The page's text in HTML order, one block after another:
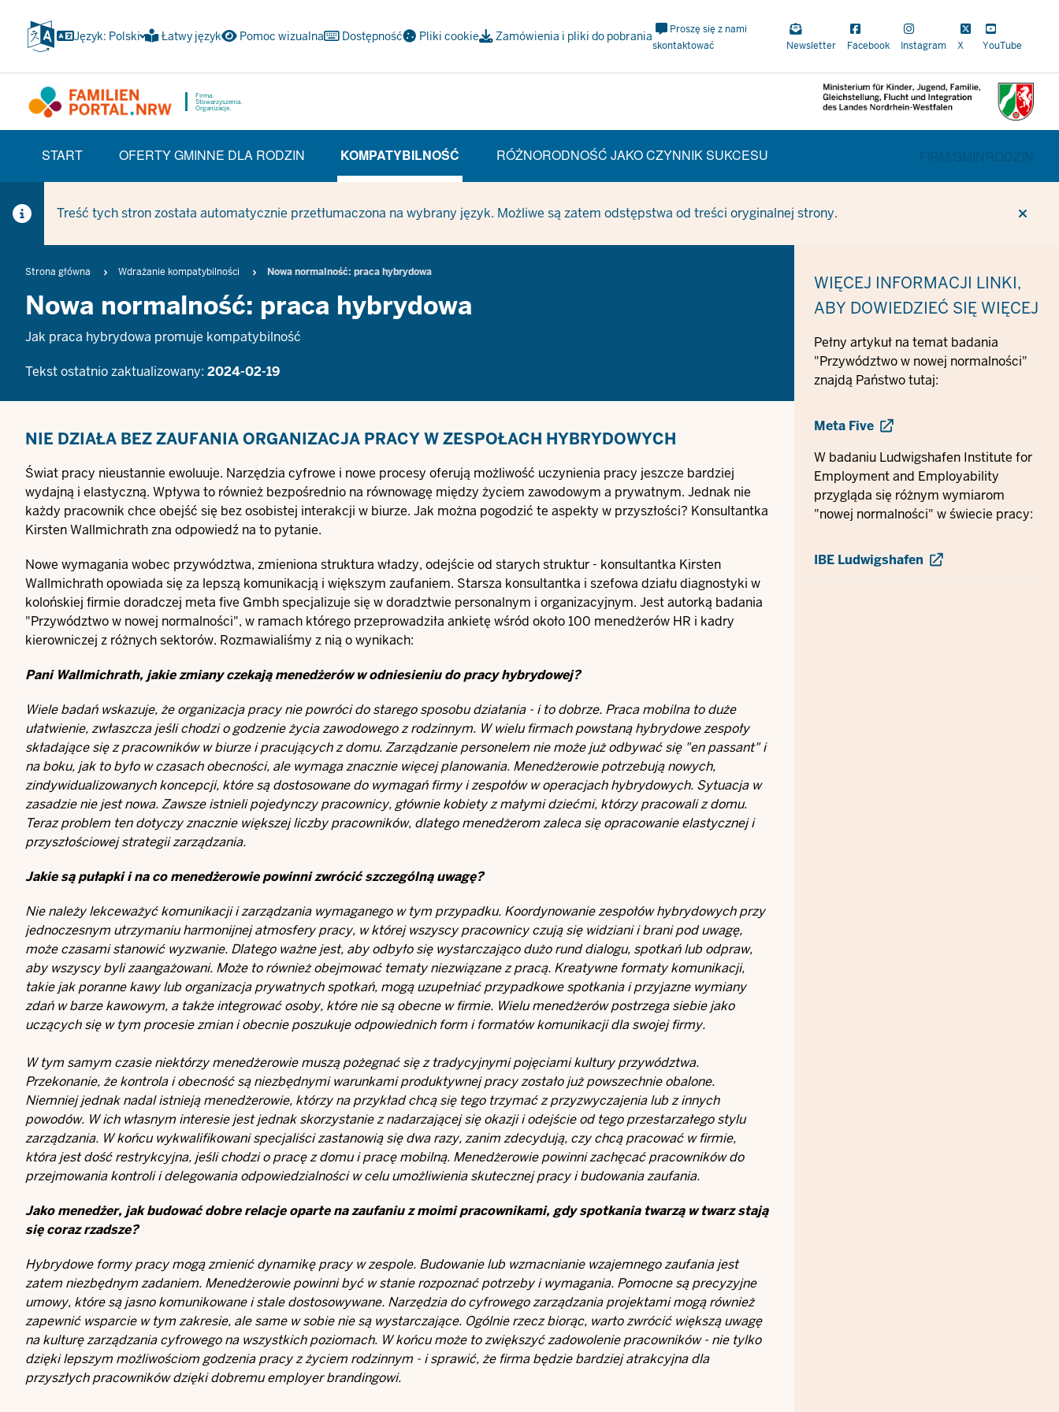
głównej
Język: Polski Łatwy język Pomoc wizualna Dostępność Pliki cookie Zamówienia i pliki do pobrania Meta
Navi
Proszę się z nami
skontaktować
Newsletter Facebook Instagram X YouTube
Firma.
Stowarzyszenia.
Organizacje.
(TRÄGERBEREICH)
START OFERTY GMINNE DLA RODZIN
KOMPATYBILNOŚĆ
(CURRENT SECTION)
RÓŻNORODNOŚĆ JAKO CZYNNIK SUKCESU BEREICHSWECHSEL
FIRM/ GMINRODZIN
Treść tych stron została automatycznie przetłumaczona na wybrany język. Możliwe są zatem odstępstwa od treści oryginalnej strony.
Breadcrumb
Strona główna Wdrażanie kompatybilności Nowa normalność: praca hybrydowa
Nowa normalność: praca hybrydowa
Jak praca hybrydowa promuje kompatybilność
Tekst ostatnio zaktualizowany: 2024-02-19
NIE DZIAŁA BEZ ZAUFANIAORGANIZACJA PRACY W ZESPOŁACH HYBRYDOWYCH
Świat pracy nieustannie ewoluuje. Narzędzia cyfrowe i nowe procesy oferują możliwość uczynienia pracy jeszcze bardziej
wydajną i elastyczną. Wpływa to również bezpośrednio na równowagę między życiem zawodowym a prywatnym. Jednak nie
każdy pracownik chce obejść się bez osobistej interakcji w biurze. Jak można pogodzić te aspekty w przyszłości? Konsultantka
Kirsten Wallmichrath zna odpowiedź na to pytanie.
Nowe wymagania wobec przywództwa, zmieniona struktura władzy, odejście od starych struktur - konsultantka Kirsten
Wallmichrath opowiada się za lepszą komunikacją i większym zaufaniem. Starsza konsultantka i szefowa działu diagnostyki w
kolońskiej firmie doradczej meta five Gmbh specjalizuje się w doradztwie personalnym i organizacyjnym. Jest autorką badania
"Przywództwo w nowej normalności", w ramach którego przeprowadziła ankietę wśród około 100 menedżerów HR i kadry
kierowniczej z różnych sektorów. Rozmawialiśmy z nią o wynikach:
Pani Wallmichrath, jakie zmiany czekają menedżerów w odniesieniu do pracy hybrydowej?
Wiele badań wskazuje, że organizacja pracy nie powróci do starego sposobu działania - i to dobrze. Praca mobilna to duże
ułatwienie, zwłaszcza jeśli chodzi o godzenie życia zawodowego z rodzinnym. W wielu firmach powstaną hybrydowe zespoły
składające się z pracowników w biurze i pracujących z domu. Zarządzanie personelem nie może już odbywać się "en passant" i
na boku, jak to było w czasach obecności, ale wymaga znacznie więcej planowania. Menedżerowie potrzebują nowych,
zindywidualizowanych koncepcji, które są dostosowane do wymagań firmy i zespołów w operacjach hybrydowych. Sytuacja w
zasadzie nie jest nowa. Zawsze istnieli pojedynczy pracownicy, głównie kobiety z małymi dziećmi, którzy pracowali z domu.
Teraz problem ten dotyczy znacznie większej liczby pracowników, dlatego menedżerom zaleca się opracowanie elastycznej i
przyszłościowej strategii zarządzania.
Jakie są pułapki i na co menedżerowie powinni zwrócić szczególną uwagę?
Nie należy lekceważyć komunikacji i zarządzania wymaganego w tym przypadku. Koordynowanie zespołów hybrydowych przy
jednoczesnym utrzymaniu harmonijnej atmosfery pracy, w której wszyscy pracownicy czują się widziani i brani pod uwagę,
może czasami stanowić wyzwanie. Dlatego ważne jest, aby odbyło się wystarczająco dużo rund dialogu, spotkań lub odpraw,
aby wszyscy byli zaangażowani. Może to również obejmować tematy niezwiązane z pracą. Kreatywne formaty komunikacji,
takie jak poranne kawy lub organizacja prywatnych spotkań, mogą uzupełniać przypadkowe spotkania i przyjazne wymiany
zdań w barze kawowym, a także integrować osoby, które nie są obecne w firmie. Wielu menedżerów postrzega siebie jako
uczących się w tym procesie zmian i obecnie poszukuje odpowiednich form i formatów komunikacji dla swojej firmy.
W tym samym czasie niektórzy menedżerowie muszą pożegnać się z tradycyjnymi pojęciami kultury przywództwa.
Przekonanie, że kontrola i obecność są niezbędnymi warunkami produktywnej pracy zostało już powszechnie obalone.
Niemniej jednak nadal istnieją menedżerowie, którzy na przykład chcą się tego trzymać z przyzwyczajenia lub z innych
powodów. W ich własnym interesie jest jednak skorzystanie z nadarzającej się okazji i odejście od tego przestarzałego stylu
zarządzania. W końcu wykwalifikowani specjaliści zastanowią się dwa razy, zanim zdecydują, czy chcą pracować w firmie,
która jest dość restrykcyjna, jeśli chodzi o pracę z domu i pracę mobilną. Menedżerowie powinni zachęcać pracowników do
przejmowania kontroli i delegowania odpowiedzialności w celu umożliwienia skutecznej pracy i budowania zaufania.
Jako menedżer, jak budować dobre relacje oparte na zaufaniu z moimi pracownikami, gdy spotkania twarzą w twarz stają
się coraz rzadsze?
Hybrydowe formy pracy mogą zmienić dynamikę pracy w zespole. Budowanie lub wzmacnianie wzajemnego zaufania jest
zatem niezbędnym zadaniem. Menedżerowie powinni być w stanie rozpoznać potrzeby i wymagania. Pomocne są precyzyjne
umowy, które są jasno komunikowane i stale dostosowywane. Narzędzia do cyfrowego zarządzania projektami mogą również
zapewnić wsparcie w tym zakresie, ale same w sobie nie są wystarczające. Ogólnie rzecz biorąc, warto zwrócić większą uwagę
na kulturę zarządzania cyfrowego na wszystkich poziomach. W końcu może to zwiększyć zadowolenie pracowników - nie tylko
dzięki lepszym możliwościom godzenia pracy z życiem rodzinnym - i sprawić, że firma będzie bardziej atrakcyjna dla
przyszłych pracowników dzięki dobremu employer brandingowi.
WIĘCEJ INFORMACJI LINKI,
ABY DOWIEDZIEĆ SIĘ WIĘCEJ
Pełny artykuł na temat badania
"Przywództwo w nowej normalności"
znajdą Państwo tutaj:
Meta Five
W badaniu Ludwigshafen Institute for
Employment and Employability
przygląda się różnym wymiarom
"nowej normalności" w świecie pracy:
IBE Ludwigshafen